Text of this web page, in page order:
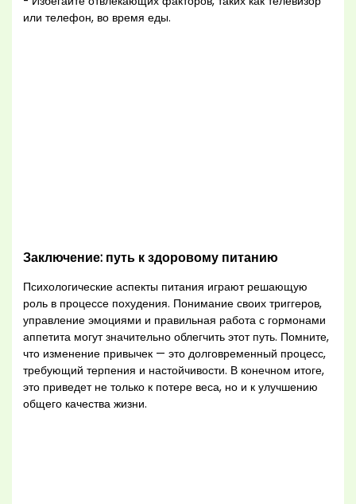
или телефон, во время еды.
Заключение: путь к здоровому питанию
Психологические аспекты питания играют решающую
роль в процессе похудения. Понимание своих триггеров,
управление эмоциями и правильная работа с гормонами
аппетита могут значительно облегчить этот путь. Помните,
что изменение привычек — это долговременный процесс,
требующий терпения и настойчивости. В конечном итоге,
это приведет не только к потере веса, но и к улучшению
общего качества жизни.